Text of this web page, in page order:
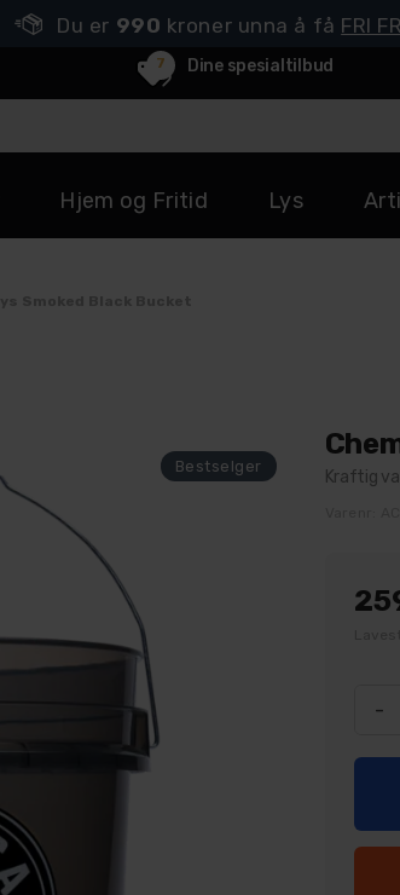
7 Dine spesialtilbud
Hjem og Fritid Lys
Du er 990 kroner unna å få FRI
Kraftig
-